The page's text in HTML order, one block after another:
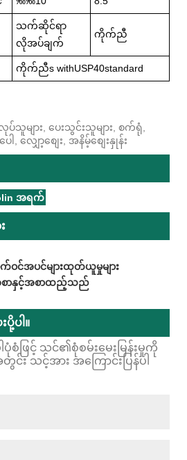
သက်ဆိုင်ရာ
လိုအပ်ချက်
ကိုက်ညီ
ကိုက်ညီs withUSP40standard
ပ်သူများ, ပေးသွင်းသူများ, စက်ရုံ,
လျှော့စျေး, အနိမ့်စျေးနှုန်း
အရက်
င်အပင်များထုတ်ယူမှုများ
စာနှင့်အစာထည့်သည်
ပို့ပါ။
ပုံစံဖြင့် သင်၏စုံစမ်းမေးမြန်းမှုကို
င်း သင့်အား အကြောင်းပြန်ပါ